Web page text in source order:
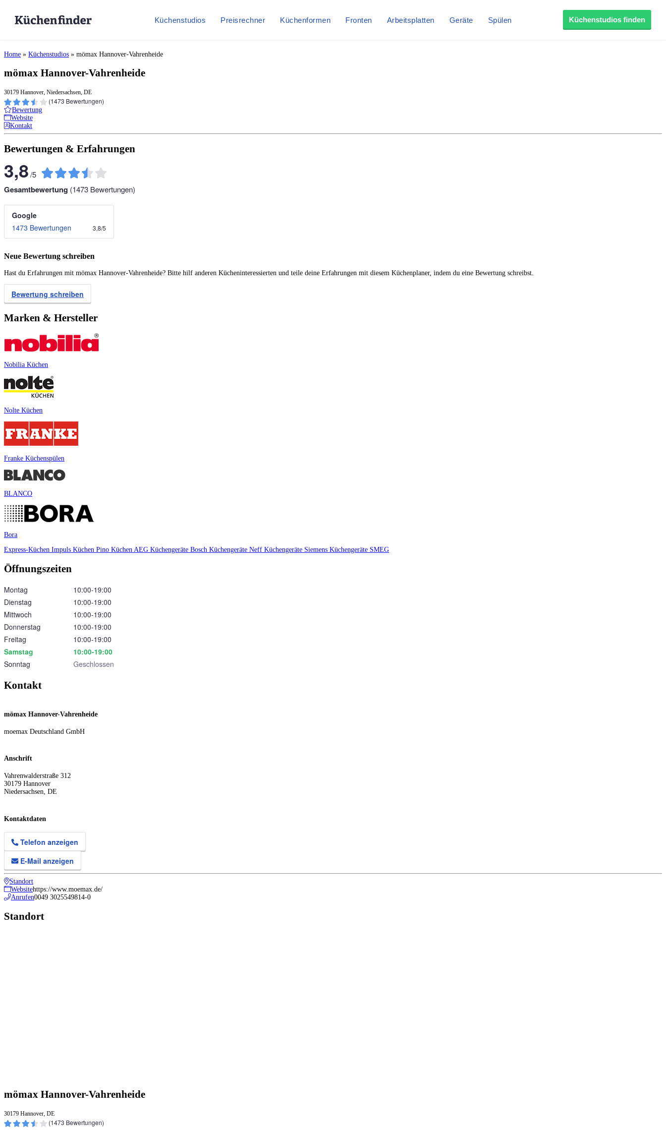
Küchenstudios Preisrechner Küchenformen Fronten Arbeitsplatten Geräte Spülen Küchenstudios finden
Home » Küchenstudios » mömax Hannover-Vahrenheide
mömax Hannover-Vahrenheide
30179 Hannover, Niedersachsen, DE
(1473 Bewertungen)
Bewertung
Website
Kontakt
Bewertungen & Erfahrungen
3,8/5
Gesamtbewertung (1473 Bewertungen)
Google
1473 Bewertungen
3,8/5
Neue Bewertung schreiben
Hast du Erfahrungen mit mömax Hannover-Vahrenheide? Bitte hilf anderen Kücheninteressierten und teile deine Erfahrungen mit diesem Küchenplaner, indem du eine Bewertung schreibst.
Bewertung schreiben
Marken & Hersteller
Nobilia Küchen
Nolte Küchen
Franke Küchenspülen
BLANCO
Bora
Express-Küchen Impuls Küchen Pino Küchen AEG Küchengeräte Bosch Küchengeräte Neff Küchengeräte Siemens Küchengeräte SMEG
Öffnungszeiten
Montag
10:00‑19:00
Dienstag
10:00‑19:00
Mittwoch
10:00‑19:00
Donnerstag
10:00‑19:00
Freitag
10:00‑19:00
Samstag
10:00‑19:00
Sonntag
Geschlossen
Kontakt
mömax Hannover-Vahrenheide
moemax Deutschland GmbH
Anschrift
Vahrenwalderstraße 312
30179 Hannover
Niedersachsen DE
Kontaktdaten
Telefon anzeigen
E-Mail anzeigen
Standort
Websitehttps://www.moemax.de/
Anrufen0049 3025549814-0
Standort
mömax Hannover-Vahrenheide
30179 Hannover, DE
(1473 Bewertungen)